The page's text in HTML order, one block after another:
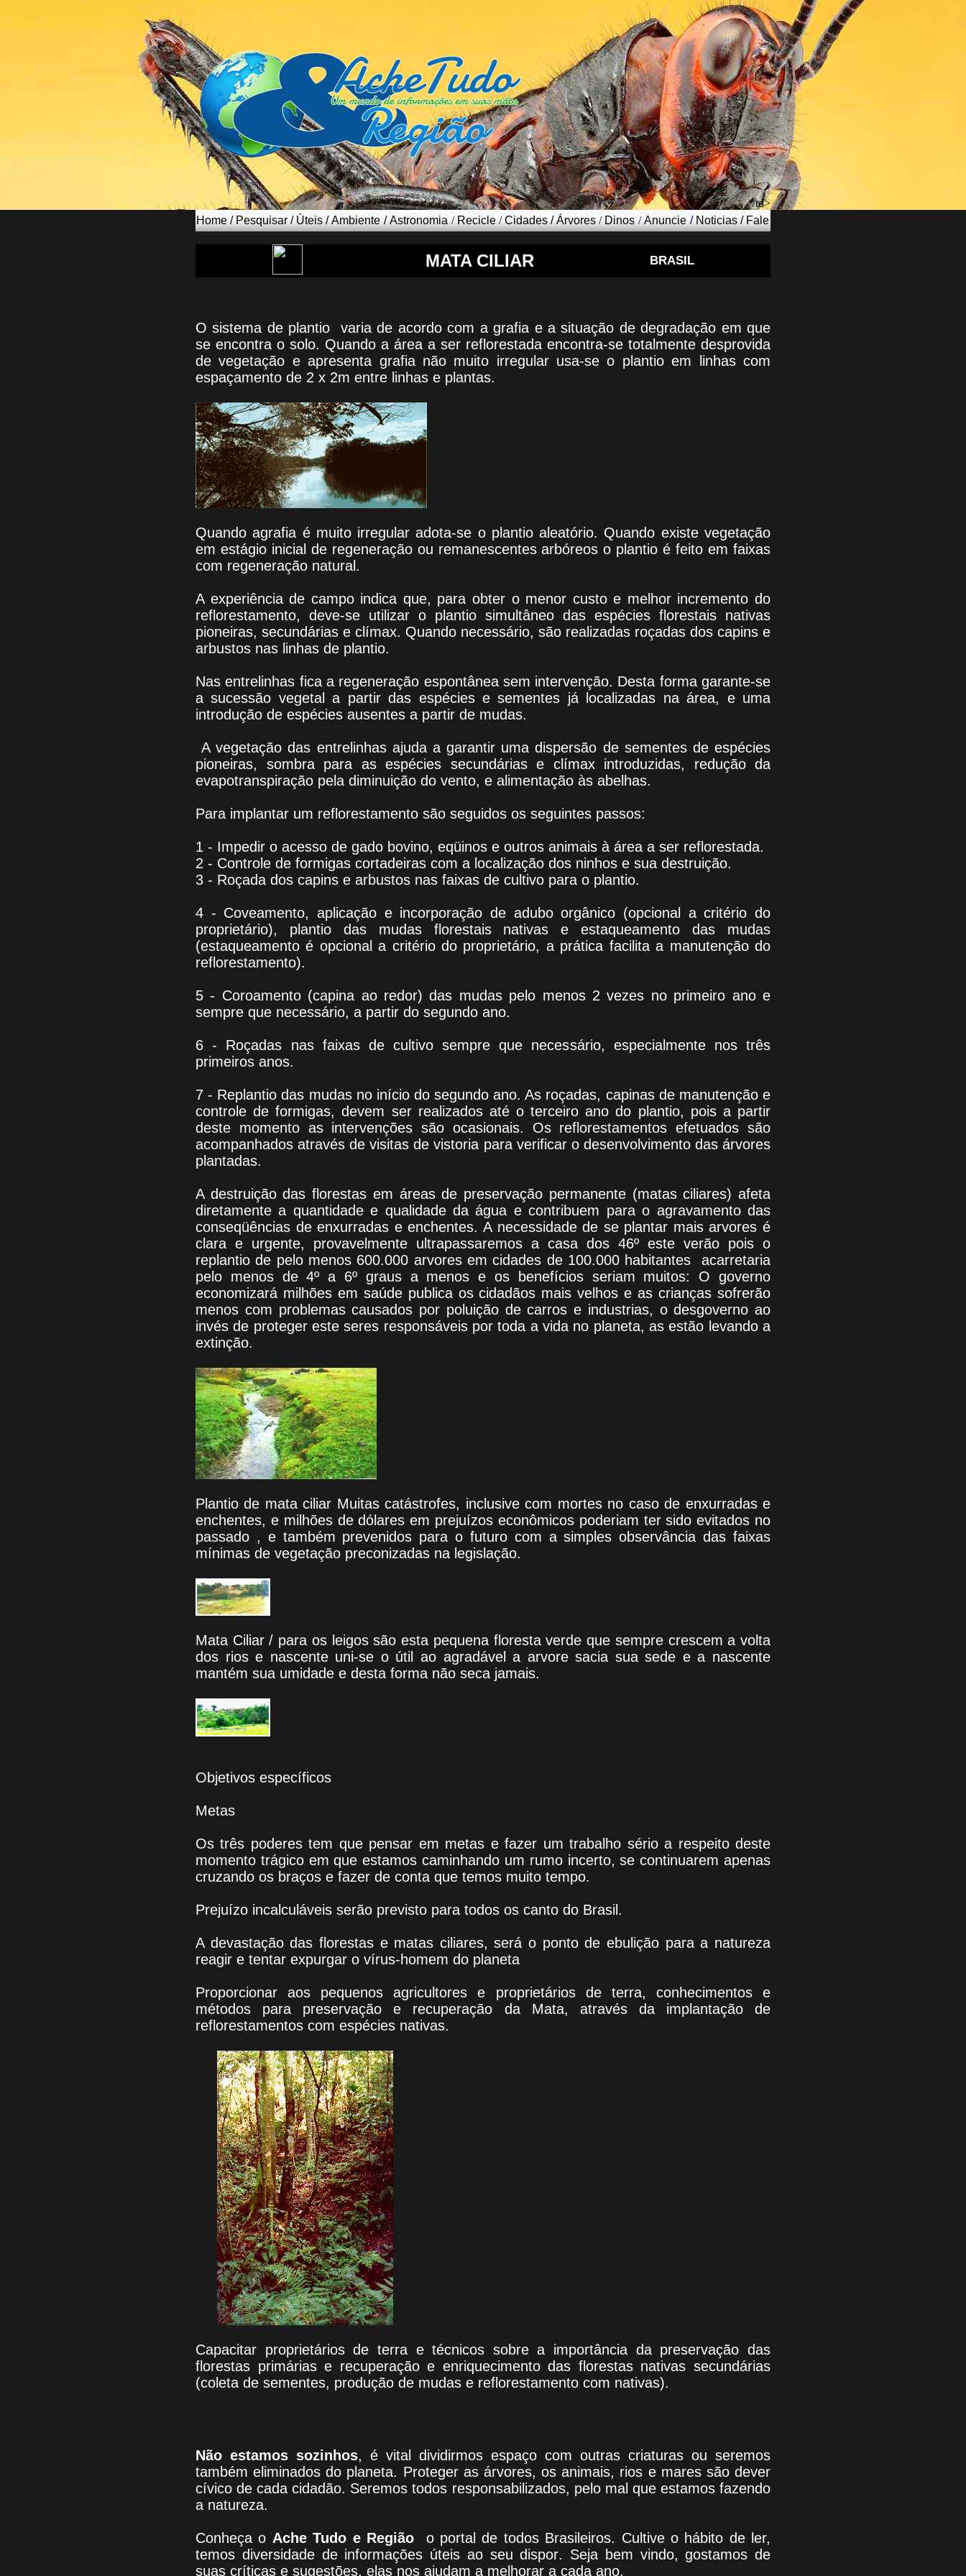
/td>
Home / Pesquisar / Úteis /Ambiente /Astronomia / Recicle /Cidades /Árvores / Dinos /Anuncie / Noticias / Fale
MATA CILIAR BRASIL
O sistema de plantio varia de acordo com a grafia e a situação de degradação em que
se encontra o solo. Quando a área a ser reflorestada encontra-se totalmente desprovida
de vegetação e apresenta grafia não muito irregular usa-se o plantio em linhas com
espaçamento de 2 x 2m entre linhas e plantas.
Quando agrafia é muito irregular adota-se o plantio aleatório. Quando existe vegetação
em estágio inicial de regeneração ou remanescentes arbóreos o plantio é feito em faixas
com regeneração natural.
A experiência de campo indica que, para obter o menor custo e melhor incremento do
reflorestamento, deve-se utilizar o plantio simultâneo das espécies florestais nativas
pioneiras, secundárias e clímax. Quando necessário, são realizadas roçadas dos capins e
arbustos nas linhas de plantio.
Nas entrelinhas fica a regeneração espontânea sem intervenção. Desta forma garante-se
a sucessão vegetal a partir das espécies e sementes já localizadas na área, e uma
introdução de espécies ausentes a partir de mudas.
A vegetação das entrelinhas ajuda a garantir uma dispersão de sementes de espécies
pioneiras, sombra para as espécies secundárias e clímax introduzidas, redução da
evapotranspiração pela diminuição do vento, e alimentação às abelhas.
Para implantar um reflorestamento são seguidos os seguintes passos:
1 - Impedir o acesso de gado bovino, eqüinos e outros animais à área a ser reflorestada.
2 - Controle de formigas cortadeiras com a localização dos ninhos e sua destruição.
3 - Roçada dos capins e arbustos nas faixas de cultivo para o plantio.
4 - Coveamento, aplicação e incorporação de adubo orgânico (opcional a critério do
proprietário), plantio das mudas florestais nativas e estaqueamento das mudas
(estaqueamento é opcional a critério do proprietário, a prática facilita a manutenção do
reflorestamento).
5 - Coroamento (capina ao redor) das mudas pelo menos 2 vezes no primeiro ano e
sempre que necessário, a partir do segundo ano.
6 - Roçadas nas faixas de cultivo sempre que necessário, especialmente nos três
primeiros anos.
7 - Replantio das mudas no início do segundo ano. As roçadas, capinas de manutenção e
controle de formigas, devem ser realizados até o terceiro ano do plantio, pois a partir
deste momento as intervenções são ocasionais. Os reflorestamentos efetuados são
acompanhados através de visitas de vistoria para verificar o desenvolvimento das árvores
plantadas.
A destruição das florestas em áreas de preservação permanente (matas ciliares) afeta
diretamente a quantidade e qualidade da água e contribuem para o agravamento das
conseqüências de enxurradas e enchentes. A necessidade de se plantar mais arvores é
clara e urgente, provavelmente ultrapassaremos a casa dos 46º este verão pois o
replantio de pelo menos 600.000 arvores em cidades de 100.000 habitantes acarretaria
pelo menos de 4º a 6º graus a menos e os benefícios seriam muitos: O governo
economizará milhões em saúde publica os cidadãos mais velhos e as crianças sofrerão
menos com problemas causados por poluição de carros e industrias, o desgoverno ao
invés de proteger este seres responsáveis por toda a vida no planeta, as estão levando a
extinção.
Plantio de mata ciliar Muitas catástrofes, inclusive com mortes no caso de enxurradas e
enchentes, e milhões de dólares em prejuízos econômicos poderiam ter sido evitados no
passado , e também prevenidos para o futuro com a simples observância das faixas
mínimas de vegetação preconizadas na legislação.
Mata Ciliar / para os leigos são esta pequena floresta verde que sempre crescem a volta
dos rios e nascente uni-se o útil ao agradável a arvore sacia sua sede e a nascente
mantém sua umidade e desta forma não seca jamais.
Objetivos específicos
Metas
Os três poderes tem que pensar em metas e fazer um trabalho sério a respeito deste
momento trágico em que estamos caminhando um rumo incerto, se continuarem apenas
cruzando os braços e fazer de conta que temos muito tempo.
Prejuízo incalculáveis serão previsto para todos os canto do Brasil.
A devastação das florestas e matas ciliares, será o ponto de ebulição para a natureza
reagir e tentar expurgar o vírus-homem do planeta
Proporcionar aos pequenos agricultores e proprietários de terra, conhecimentos e
métodos para preservação e recuperação da Mata, através da implantação de
reflorestamentos com espécies nativas.
Capacitar proprietários de terra e técnicos sobre a importância da preservação das
florestas primárias e recuperação e enriquecimento das florestas nativas secundárias
(coleta de sementes, produção de mudas e reflorestamento com nativas).
Não estamos sozinhos, é vital dividirmos espaço com outras criaturas ou seremos
também eliminados do planeta. Proteger as árvores, os animais, rios e mares são dever
cívico de cada cidadão. Seremos todos responsabilizados, pelo mal que estamos fazendo
a natureza.
Conheça o Ache Tudo e Regiãoo portalde todos Brasileiros. Cultive o hábito de ler,
temos diversidade de informações úteis ao seu dispor. Seja bem vindo, gostamos de
suas críticas e sugestões, elas nos ajudam a melhorar a cada ano.